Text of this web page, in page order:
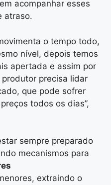
acompanhar esses
atraso.
o tempo todo,
nível, depois temos
apertada e assim por
precisa lidar
que pode sofrer
todos os dias”,
sempre preparado
mecanismos para
extraindo o